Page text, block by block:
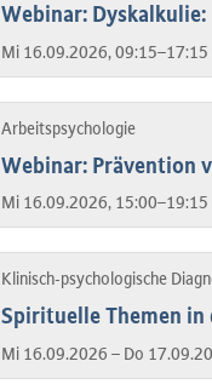
Webinar:
Mi 16.09.2026,
Arbeitspsychologie
Webinar: Prävention
Mi 16.09.2026,
Klinisch-psychologische
Spirituelle Themen in
Mi 16.09.2026 – Do